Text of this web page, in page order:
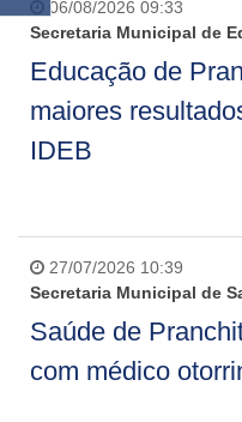
06/08/2026 09:33
Secretaria Municipal de
Educação de
maiores
IDEB
27/07/2026 10:39
Secretaria Municipal de
Saúde de
com médico